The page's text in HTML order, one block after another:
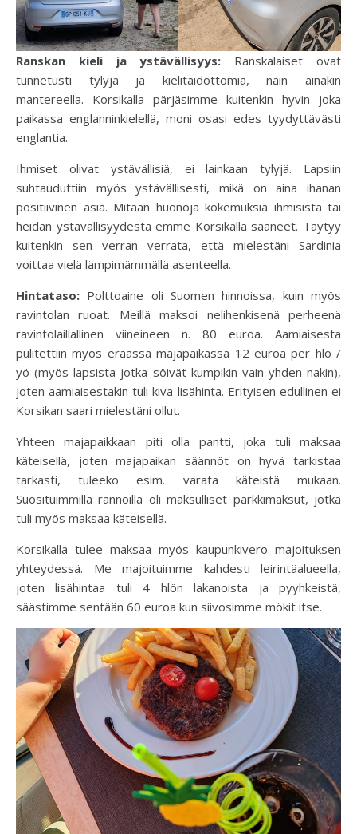
Ranskan kieli ja ystävällisyys: Ranskalaiset ovat
tunnetusti tylyjä ja kielitaidottomia, näin ainakin
mantereella. Korsikalla pärjäsimme kuitenkin hyvin joka
paikassa englanninkielellä, moni osasi edes tyydyttävästi
englantia.
Ihmiset olivat ystävällisiä, ei lainkaan tylyjä. Lapsiin
suhtauduttiin myös ystävällisesti, mikä on aina ihanan
positiivinen asia. Mitään huonoja kokemuksia ihmisistä tai
heidän ystävällisyydestä emme Korsikalla saaneet. Täytyy
kuitenkin sen verran verrata, että mielestäni Sardinia
voittaa vielä lämpimämmällä asenteella.
Hintataso: Polttoaine oli Suomen hinnoissa, kuin myös
ravintolan ruoat. Meillä maksoi nelihenkisenä perheenä
ravintolaillallinen viineineen n. 80 euroa. Aamiaisesta
pulitettiin myös eräässä majapaikassa 12 euroa per hlö /
yö (myös lapsista jotka söivät kumpikin vain yhden nakin),
joten aamiaisestakin tuli kiva lisähinta. Erityisen edullinen ei
Korsikan saari mielestäni ollut.
Yhteen majapaikkaan piti olla pantti, joka tuli maksaa
käteisellä, joten majapaikan säännöt on hyvä tarkistaa
tarkasti, tuleeko esim. varata käteistä mukaan.
Suosituimmilla rannoilla oli maksulliset parkkimaksut, jotka
tuli myös maksaa käteisellä.
Korsikalla tulee maksaa myös kaupunkivero majoituksen
yhteydessä. Me majoituimme kahdesti leirintäalueella,
joten lisähintaa tuli 4 hlön lakanoista ja pyyhkeistä,
säästimme sentään 60 euroa kun siivosimme mökit itse.